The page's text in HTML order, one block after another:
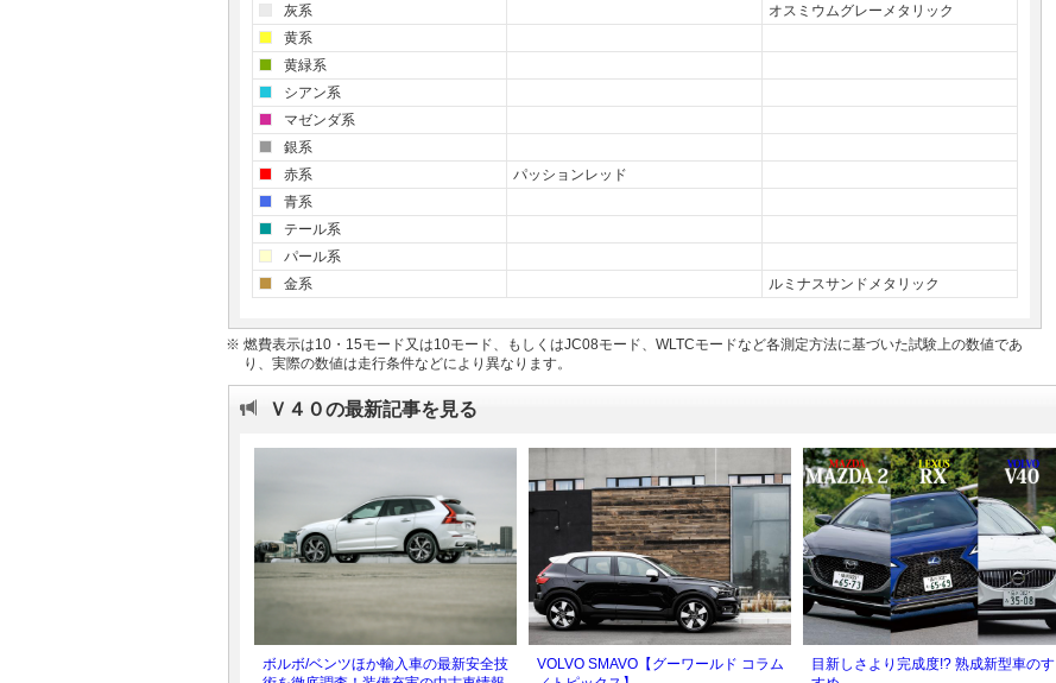
灰系
オスミウムグレーメタリック
黄系
黄緑系
シアン系
マゼンダ系
銀系
赤系
パッションレッド
青系
テール系
パール系
金系
ルミナスサンドメタリック
※ 燃費表示は10・15モード又は10モード、もしくはJC08モード、WLTCモードなど各測定方法に基づいた試験上の数値であ
り、実際の数値は走行条件などにより異なります。
Ｖ４０の最新記事を見る
ボルボ/ベンツほか輸入車の最新安全技
VOLVO SMAVO【グーワールド コラム
目新しさより完成度!? 熟成新型車のす